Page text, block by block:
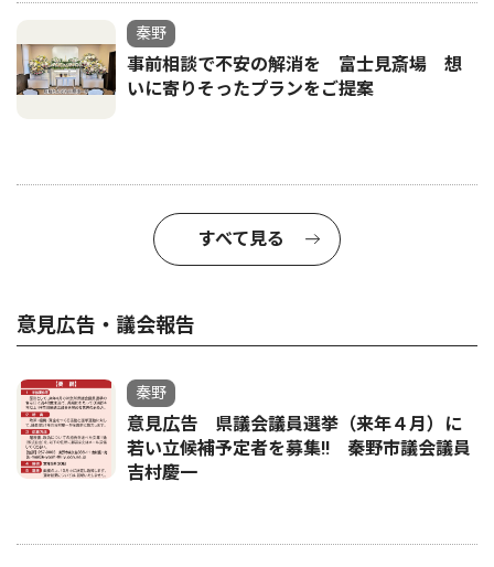
秦野
事前相談で不安の解消を 富士見斎場 想
いに寄りそったプランをご提案
すべて見る
意見広告・議会報告
秦野
意見広告 県議会議員選挙（来年４月）に
若い立候補予定者を募集‼ 秦野市議会議員
吉村慶一